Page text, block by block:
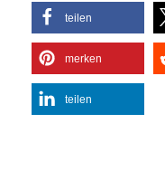
teilen
merken
teilen